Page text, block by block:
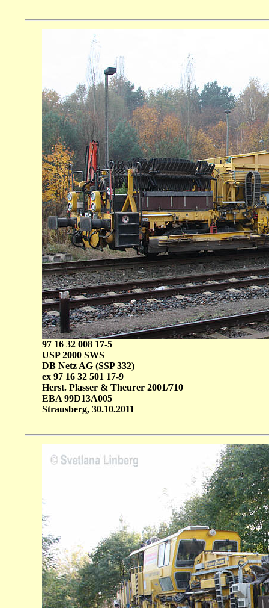
97 16 32 008 17-5
USP 2000 SWS
DB Netz AG (SSP 332)
ex 97 16 32 501 17-9
Herst. Plasser & Theurer 2001/710
EBA 99D13A005
Strausberg, 30.10.2011